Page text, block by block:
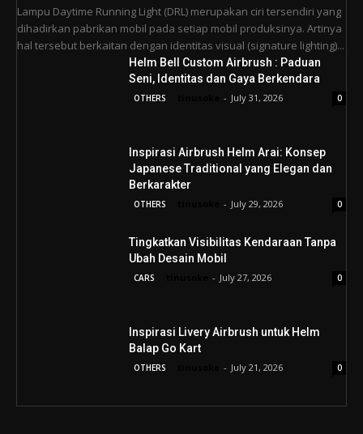
Lampu Daytime Running Light (DRL) merupakan ciri tersendiri yang
dihadirkan pabrikan mobil pada setiap mobil produksinya. Artinya
hal tersebut berkaitan dengan identitas visual (signature lighting)...
Helm Bell Custom Airbrush : Paduan
Seni, Identitas dan Gaya Berkendara
OTHERS - July 31, 2026 0
Inspirasi Airbrush Helm Arai: Konsep
Japanese Traditional yang Elegan dan
Berkarakter
OTHERS - July 29, 2026 0
Tingkatkan Visibilitas Kendaraan Tanpa
Ubah Desain Mobil
CARS - July 27, 2026 0
Inspirasi Livery Airbrush untuk Helm
Balap Go Kart
OTHERS - July 21, 2026 0